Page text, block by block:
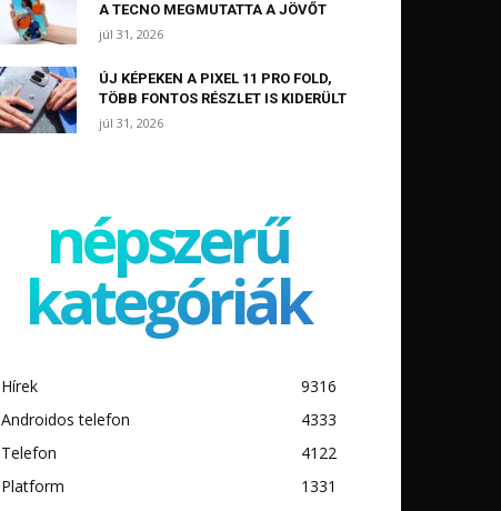
A TECNO MEGMUTATTA A JÖVŐT
júl 31, 2026
ÚJ KÉPEKEN A PIXEL 11 PRO FOLD,
TÖBB FONTOS RÉSZLET IS KIDERÜLT
júl 31, 2026
népszerű
kategóriák
Hírek
9316
Androidos telefon
4333
Telefon
4122
Platform
1331